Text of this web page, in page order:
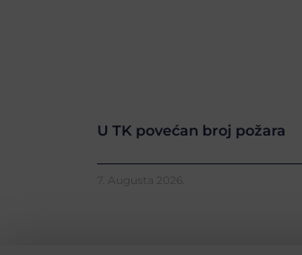
U TK povećan broj požara
7. Augusta 2026.